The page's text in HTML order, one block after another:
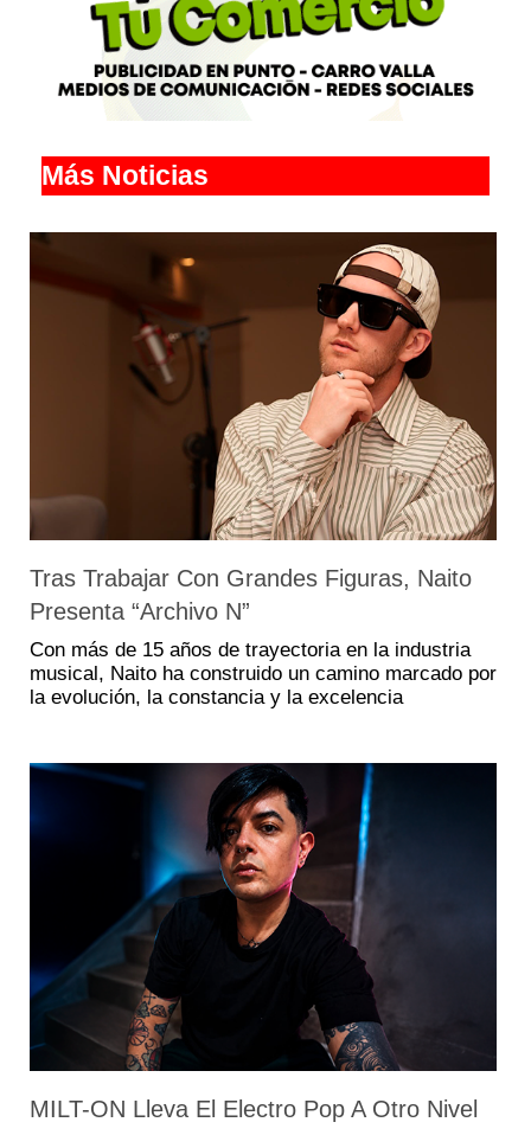
Más Noticias
Tras Trabajar Con Grandes Figuras, Naito
Presenta “Archivo N”
Con más de 15 años de trayectoria en la industria
musical, Naito ha construido un camino marcado por
la evolución, la constancia y la excelencia
MILT-ON Lleva El Electro Pop A Otro Nivel